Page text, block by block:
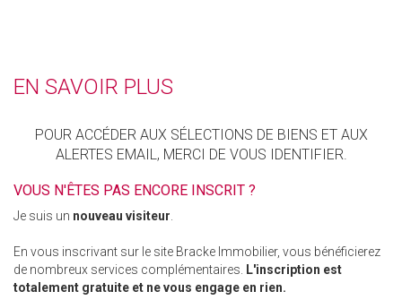
EN SAVOIR PLUS
POUR ACCÉDER AUX SÉLECTIONS DE BIENS ET AUX
ALERTES EMAIL, MERCI DE VOUS IDENTIFIER.
VOUS N'ÊTES PAS ENCORE INSCRIT ?
Je suis un nouveau visiteur.
En vous inscrivant sur le site Bracke Immobilier, vous bénéficierez
de nombreux services complémentaires. L'inscription est
totalement gratuite et ne vous engage en rien.